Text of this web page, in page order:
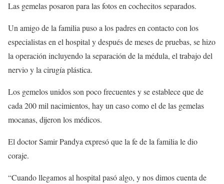
Las gemelas posaron para las fotos en cochecitos separados.
Un amigo de la familia puso a los padres en contacto con los
especialistas en el hospital y después de meses de pruebas, se hizo
la operación incluyendo la separación de la médula, el trabajo del
nervio y la cirugía plástica.
Los gemelos unidos son poco frecuentes y se establece que de
cada 200 mil nacimientos, hay un caso como el de las gemelas
mocanas, dijeron los médicos.
El doctor Samir Pandya expresó que la fe de la familia le dio
coraje.
“Cuando llegamos al hospital pasó algo, y nos dimos cuenta de